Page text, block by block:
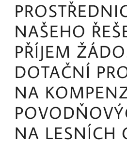
NAŠEHO
PŘÍJEM
DOTAČNÍ
NA
NA LESNÍCH